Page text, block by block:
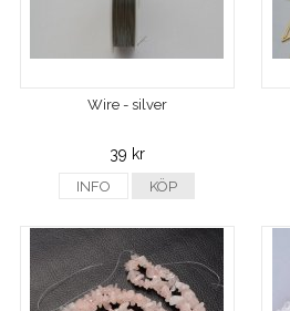
Wire - silver
39 kr
INFO KÖP